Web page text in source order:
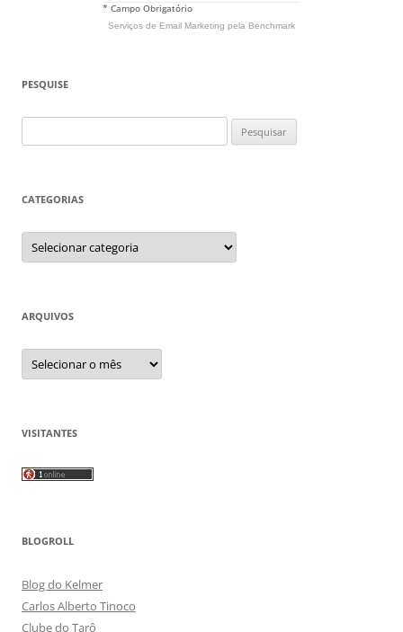
* Campo Obrigatório
Serviços de Email Marketing pela Benchmark
PESQUISE
por:
CATEGORIAS
Categorias
ARQUIVOS
Arquivos
VISITANTES
BLOGROLL
Blog do Kelmer
Carlos Alberto Tinoco
Clube do Tarô